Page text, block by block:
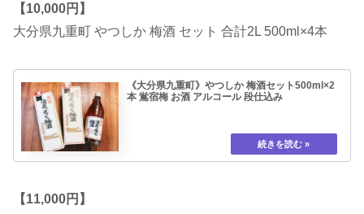
【10,000円】
大分県九重町 やつしか 梅酒 セット 合計2L 500ml×4本
《大分県九重町》やつしか 梅酒セット500ml×2
本 鴬宿梅 お酒 アルコール 段仕込み
【11,000円】